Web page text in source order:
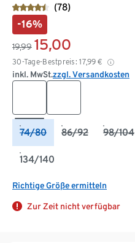
(78)
-16%
19,99 15,00
30-Tage-Bestpreis: 17,99 €
inkl. MwSt.zzgl. Versandkosten
74/80 86/92 98/104
134/140
Richtige Größe ermitteln
Zur Zeit nicht verfügbar